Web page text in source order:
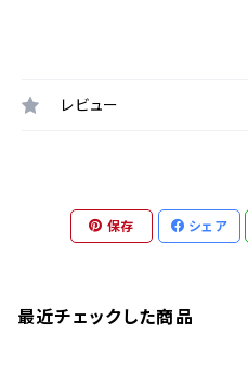
レビュー
保存 シェア
最近チェックした商品